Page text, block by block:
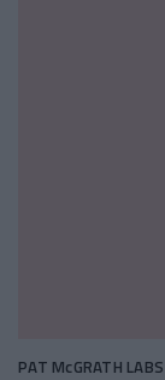
PAT McGRATH LABS